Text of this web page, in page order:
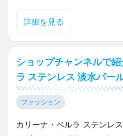
詳細を見る
ショップチャンネルで
ラ ステンレス 淡水パー
ファッション
カリーナ・ペルラ ステンレ